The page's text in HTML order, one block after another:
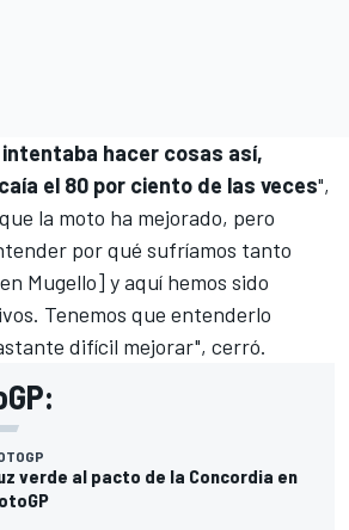
intentaba hacer cosas así,
el 80 por ciento de las veces",
la moto ha mejorado, pero
por qué sufríamos tanto
Mugello] y aquí hemos sido
Tenemos que entenderlo
difícil mejorar", cerró.
verde al pacto de la Concordia en